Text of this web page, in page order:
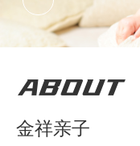
ABOUT
金祥亲子